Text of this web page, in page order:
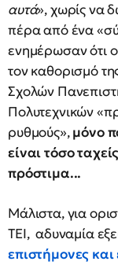
αυτά», χωρίς να
πέρα από ένα
ενημέρωσαν ότι
τον καθορισμό
Σχολών
Πολυτεχνικών
ρυθμούς»,μόνο
είναι τόσο
πρόστιμα...
Μάλιστα, για
ΤΕΙ, αδυναμία
επιστήμονες